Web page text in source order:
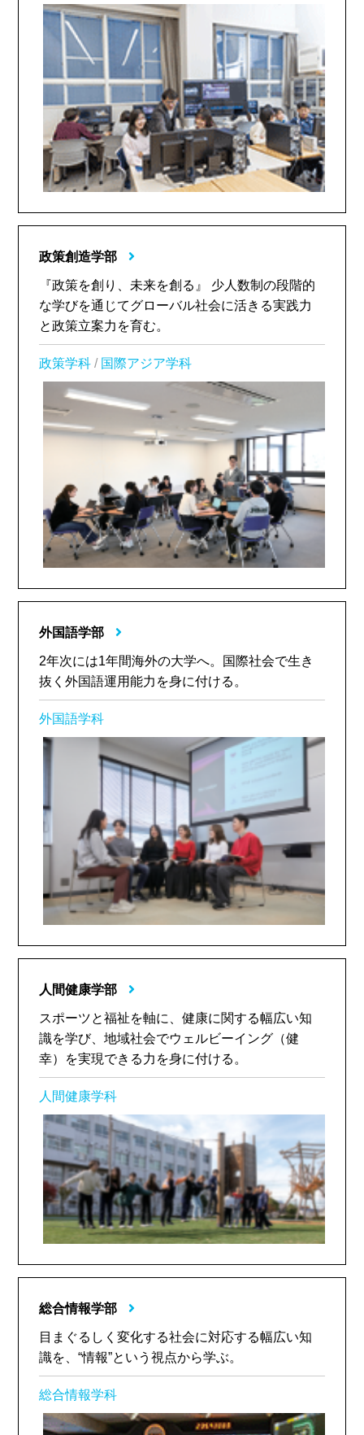
政策創造学部
『政策を創り、未来を創る』 少人数制の段階的
な学びを通じてグローバル社会に活きる実践力
と政策立案力を育む。
政策学科 / 国際アジア学科
外国語学部
2年次には1年間海外の大学へ。国際社会で生き
抜く外国語運用能力を身に付ける。
外国語学科
人間健康学部
スポーツと福祉を軸に、健康に関する幅広い知
識を学び、地域社会でウェルビーイング（健
幸）を実現できる力を身に付ける。
人間健康学科
総合情報学部
目まぐるしく変化する社会に対応する幅広い知
識を、“情報”という視点から学ぶ。
総合情報学科